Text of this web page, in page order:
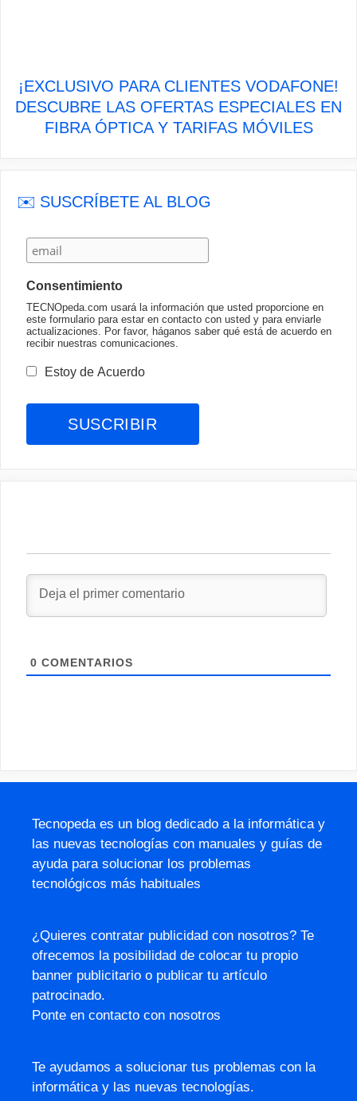
¡EXCLUSIVO PARA CLIENTES VODAFONE!
DESCUBRE LAS OFERTAS ESPECIALES EN
FIBRA ÓPTICA Y TARIFAS MÓVILES
✉️ SUSCRÍBETE AL BLOG
Consentimiento
TECNOpeda.com usará la información que usted proporcione en
este formulario para estar en contacto con usted y para enviarle
actualizaciones. Por favor, háganos saber qué está de acuerdo en
recibir nuestras comunicaciones.
Estoy de Acuerdo
0 COMENTARIOS
Tecnopeda es un blog dedicado a la informática y
las nuevas tecnologías con manuales y guías de
ayuda para solucionar los problemas
tecnológicos más habituales
¿Quieres contratar publicidad con nosotros? Te
ofrecemos la posibilidad de colocar tu propio
banner publicitario o publicar tu artículo
patrocinado.
Ponte en contacto con nosotros
Te ayudamos a solucionar tus problemas con la
informática y las nuevas tecnologías.